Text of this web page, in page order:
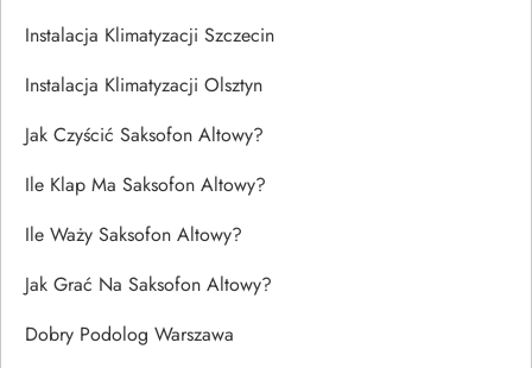
Instalacja Klimatyzacji Szczecin
Instalacja Klimatyzacji Olsztyn
Jak Czyścić Saksofon Altowy?
Ile Klap Ma Saksofon Altowy?
Ile Waży Saksofon Altowy?
Jak Grać Na Saksofon Altowy?
Dobry Podolog Warszawa